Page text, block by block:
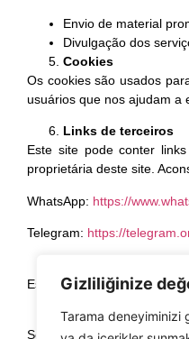
Gizliliğinize
Tarama deneyiminizi
Envio de material
Divulgação dos
Cookies
Os cookies são usados
usuários que nos ajudam a
Links de terceiros
Este site pode conter
proprietária deste site.
WhatsApp: https://
Telegram: https://
Esta Política de
Contato
Se você tiver alguma